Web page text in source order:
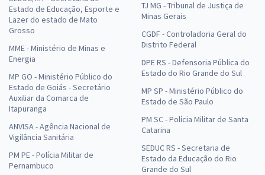
DEGASE - Departamento Geral de Ações Socioeducativas do Rio de
Janeiro - Técnico de Segurança do Trabalho
à vista
ou 12x de
R$27,99
Economize R$ 83,96 (-20%)
Comprar
DEGASE - Departamento Geral de Ações Socioeducativas do Rio de
Estado de Educação, Esporte e
Lazer do estado de Mato
Grosso
MME - Ministério de Minas e
Energia
MP GO - Ministério Público do
Estado de Goiás - Secretário
Auxiliar da Comarca de
Itapuranga
ANVISA - Agência Nacional de
Vigilância Sanitária
PM PE - Polícia Militar de
Pernambuco
TJ MG - Tribunal de Justiça de
Minas Gerais
CGDF - Controladoria Geral do
Distrito Federal
DPE RS - Defensoria Pública do
Estado do Rio Grande do Sul
MP SP - Ministério Público do
Estado de São Paulo
PM SC - Polícia Militar de Santa
Catarina
SEDUC RS - Secretaria de
Estado da Educação do Rio
Grande do Sul